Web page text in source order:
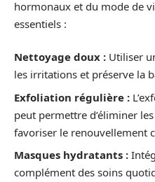
hormonaux et du mode de
essentiels :
Nettoyage doux : Utiliser
les irritations et préserve la
Exfoliation régulière :
peut permettre d’éliminer
favoriser le renouvellement
Masques hydratants :
complément des soins